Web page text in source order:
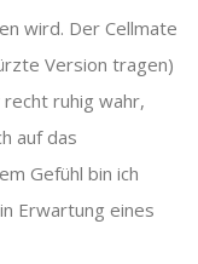
wird. Der Cellmate
Version tragen)
ruhig wahr,
auf das
Gefühl bin ich
Erwartung eines